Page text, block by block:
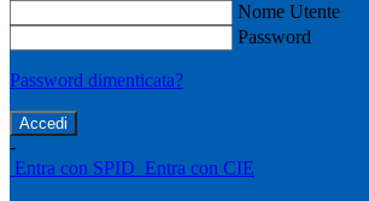
Nome Utente
Password
Password dimenticata?
-
Entra con SPID Entra con CIE